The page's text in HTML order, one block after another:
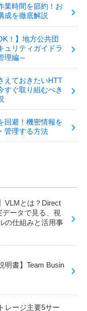
業時間を節約！お
成を徹底解説
！】地方公共団
ュリティガイドラ
理編～
えておきたいHTT
すぐ取り組むべき
回避！機密情報を
管理する方法
VLMとは？Direct
データで見る、視
の仕組みと活用事
明書】Team Busin
レージ主要5サー